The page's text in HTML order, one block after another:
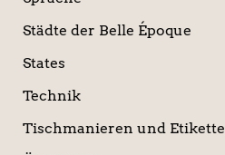
Städte der Belle Époque
States
Technik
Tischmanieren und Etikette